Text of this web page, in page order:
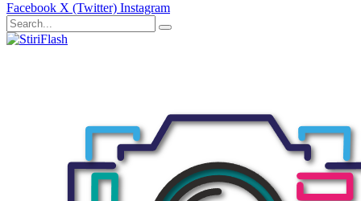
Facebook X (Twitter) Instagram